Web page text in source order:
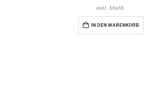
exkl. MwSt.
IN DEN WARENKORB